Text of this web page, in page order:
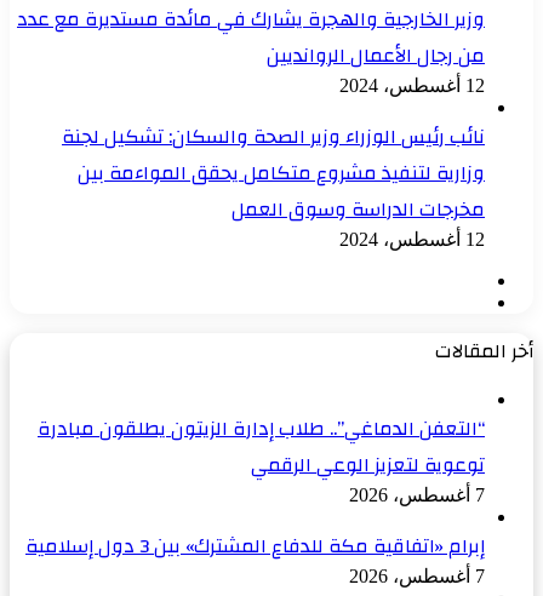
وزير الخارجية والهجرة يشارك في مائدة مستديرة مع عدد
من رجال الأعمال الروانديين
12 أغسطس، 2024
نائب رئيس الوزراء وزير الصحة والسكان: تشكيل لجنة
وزارية لتنفيذ مشروع متكامل يحقق المواءمة بين
مخرجات الدراسة وسوق العمل
12 أغسطس، 2024
أخر المقالات
“التعفن الدماغي”.. طلاب إدارة الزيتون يطلقون مبادرة
توعوية لتعزيز الوعي الرقمي
7 أغسطس، 2026
إبرام «اتفاقية مكة للدفاع المشترك» بين 3 دول إسلامية
7 أغسطس، 2026